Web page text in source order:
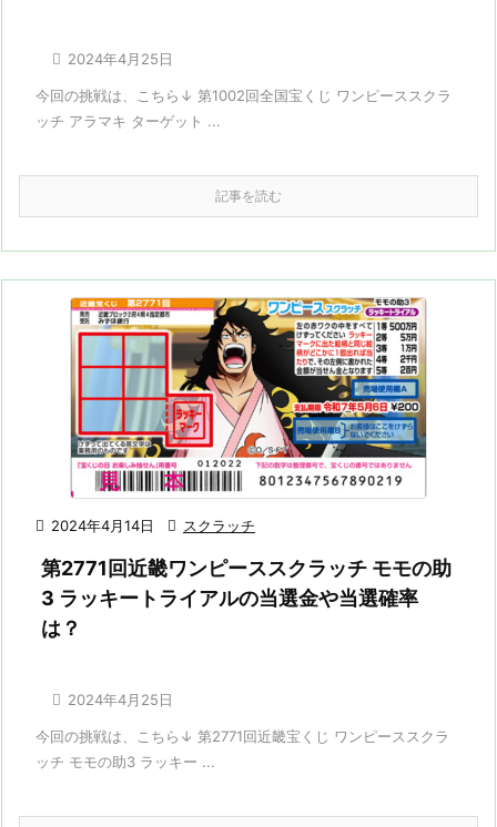
 2024年4月25日
今回の挑戦は、こちら↓ 第1002回全国宝くじ ワンピーススクラ
ッチ アラマキ ターゲット ...
記事を読む
 2024年4月14日  スクラッチ
第2771回近畿ワンピーススクラッチ モモの助
3 ラッキートライアルの当選金や当選確率
は？
 2024年4月25日
今回の挑戦は、こちら↓ 第2771回近畿宝くじ ワンピーススクラ
ッチ モモの助3 ラッキー ...